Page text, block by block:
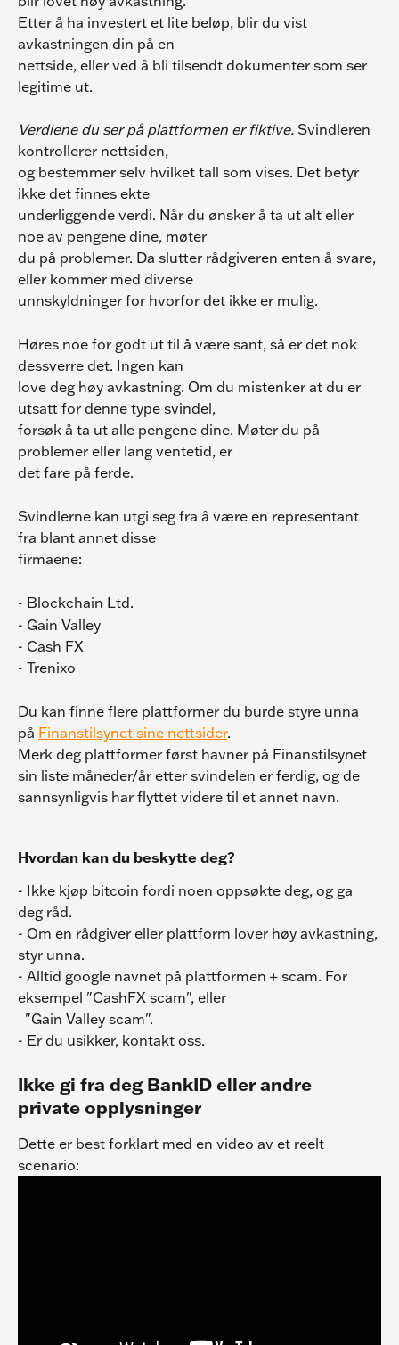
Etter å ha investert et lite beløp, blir du vist
avkastningen din på en
nettside, eller ved å bli tilsendt dokumenter som ser
legitime ut.
Verdiene du ser på plattformen er fiktive. Svindleren
kontrollerer nettsiden,
og bestemmer selv hvilket tall som vises. Det betyr
ikke det finnes ekte
underliggende verdi. Når du ønsker å ta ut alt eller
noe av pengene dine, møter
du på problemer. Da slutter rådgiveren enten å svare,
eller kommer med diverse
unnskyldninger for hvorfor det ikke er mulig.
Høres noe for godt ut til å være sant, så er det nok
dessverre det. Ingen kan
love deg høy avkastning. Om du mistenker at du er
utsatt for denne type svindel,
forsøk å ta ut alle pengene dine. Møter du på
problemer eller lang ventetid, er
det fare på ferde.
Svindlerne kan utgi seg fra å være en representant
fra blant annet disse
firmaene:
- Blockchain Ltd.
- Gain Valley
- Cash FX
- Trenixo
Du kan finne flere plattformer du burde styre unna
på Finanstilsynet sine nettsider.
Merk deg plattformer først havner på Finanstilsynet
sin liste måneder/år etter svindelen er ferdig, og de
sannsynligvis har flyttet videre til et annet navn.
Hvordan kan du beskytte deg?
- Ikke kjøp bitcoin fordi noen oppsøkte deg, og ga
deg råd.
- Om en rådgiver eller plattform lover høy avkastning,
styr unna.
- Alltid google navnet på plattformen + scam. For
eksempel "CashFX scam", eller
  "Gain Valley scam".
- Er du usikker, kontakt oss.
Ikke gi fra deg BankID eller andre
private opplysninger
Dette er best forklart med en video av et reelt
scenario: